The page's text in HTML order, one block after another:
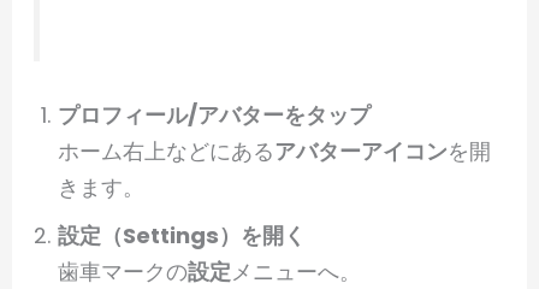
プロフィール/アバターをタップ
ホーム右上などにあるアバターアイコンを開
きます。
設定（Settings）を開く
歯車マークの設定メニューへ。